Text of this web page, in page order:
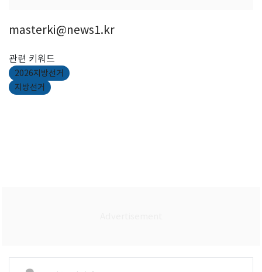
masterki@news1.kr
관련 키워드
2026지방선거
지방선거